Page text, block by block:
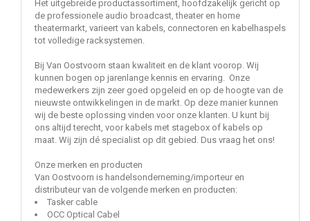
Het uitgebreide productassortiment, hoofdzakelijk gericht op
de professionele audio broadcast, theater en home
theatermarkt, varieert van kabels, connectoren en kabelhaspels
tot volledige racksystemen.
Bij Van Oostvoorn staan kwaliteit en de klant voorop. Wij
kunnen bogen op jarenlange kennis en ervaring. Onze
medewerkers zijn zeer goed opgeleid en op de hoogte van de
nieuwste ontwikkelingen in de markt. Op deze manier kunnen
wij de beste oplossing vinden voor onze klanten. U kunt bij
ons altijd terecht, voor kabels met stagebox of kabels op
maat. Wij zijn dé specialist op dit gebied. Dus vraag het ons!
Onze merken en producten
Van Oostvoorn is handelsonderneming/importeur en
distributeur van de volgende merken en producten:
Tasker cable
OCC Optical Cabel